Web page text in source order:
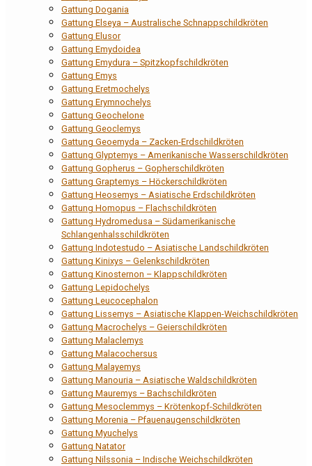
Gattung Dogania
Gattung Elseya – Australische Schnappschildkröten
Gattung Elusor
Gattung Emydoidea
Gattung Emydura – Spitzkopfschildkröten
Gattung Emys
Gattung Eretmochelys
Gattung Erymnochelys
Gattung Geochelone
Gattung Geoclemys
Gattung Geoemyda – Zacken-Erdschildkröten
Gattung Glyptemys – Amerikanische Wasserschildkröten
Gattung Gopherus – Gopherschildkröten
Gattung Graptemys – Höckerschildkröten
Gattung Heosemys – Asiatische Erdschildkröten
Gattung Homopus – Flachschildkröten
Gattung Hydromedusa – Südamerikanische
Schlangenhalsschildkröten
Gattung Indotestudo – Asiatische Landschildkröten
Gattung Kinixys – Gelenkschildkröten
Gattung Kinosternon – Klappschildkröten
Gattung Lepidochelys
Gattung Leucocephalon
Gattung Lissemys – Asiatische Klappen-Weichschildkröten
Gattung Macrochelys – Geierschildkröten
Gattung Malaclemys
Gattung Malacochersus
Gattung Malayemys
Gattung Manouria – Asiatische Waldschildkröten
Gattung Mauremys – Bachschildkröten
Gattung Mesoclemmys – Krötenkopf-Schildkröten
Gattung Morenia – Pfauenaugenschildkröten
Gattung Myuchelys
Gattung Natator
Gattung Nilssonia – Indische Weichschildkröten